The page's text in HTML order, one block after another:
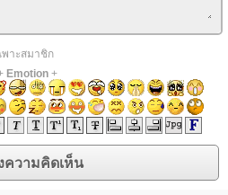
พาะสมาชิก
Emotion+